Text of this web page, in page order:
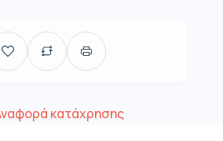
κατάχρησης